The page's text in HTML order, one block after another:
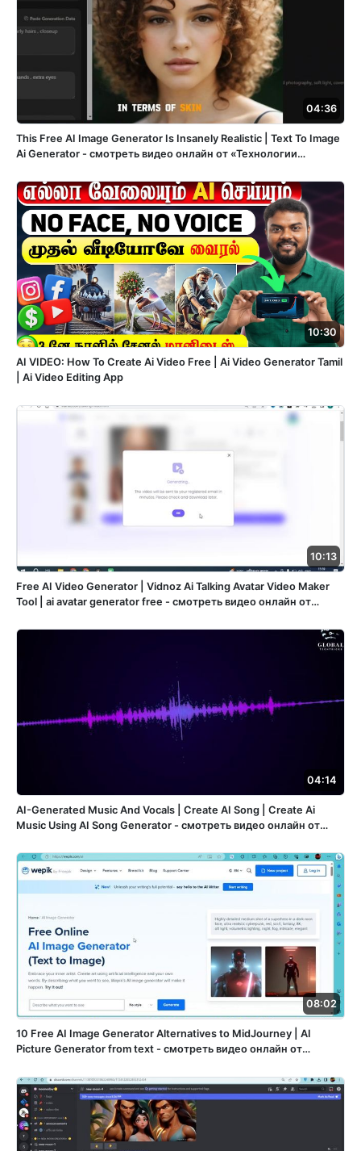
04:36
This Free AI Image Generator Is Insanely Realistic | Text To Image
Ai Generator - смотреть видео онлайн от «Технологии
30 декабря 2023 года в 19:28:41 00:04:36.
10:30
AI VIDEO: How To Create Ai Video Free | Ai Video Generator Tamil
| Ai Video Editing App
10:13
Free AI Video Generator | Vidnoz Ai Talking Avatar Video Maker
Tool | ai avatar generator free - смотреть видео онлайн от
октября 2024 года в 7:42:20 00:10:13.
04:14
AI-Generated Music And Vocals | Create AI Song | Create Ai
Music Using AI Song Generator - смотреть видео онлайн от
октября 2024 года в 13:28:59 00:04:14.
08:02
10 Free AI Image Generator Alternatives to MidJourney | AI
Picture Generator from text - смотреть видео онлайн от
декабря 2023 года в 9:25:20 00:08:02.